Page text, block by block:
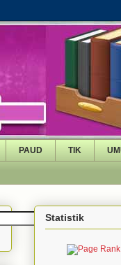
PAUD TIK
Statistik